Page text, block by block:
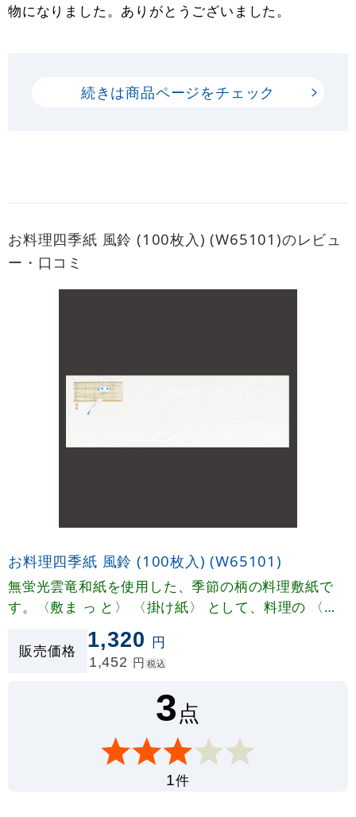
物になりました。ありがとうございました。
続きは商品ページをチェック
お料理四季紙 風鈴 (100枚入) (W65101)のレビュ
ー・口コミ
お料理四季紙 風鈴 (100枚入) (W65101)
無蛍光雲竜和紙を使用した、季節の柄の料理敷紙で
す。〈敷ま っ と〉 〈掛け紙〉 として、料理の 〈お
しながき〉〈献立表〉 として四季折々に幅広くご利
用いただけます。
販売価格 1,320 円
1,452 円 税込
3点
1件